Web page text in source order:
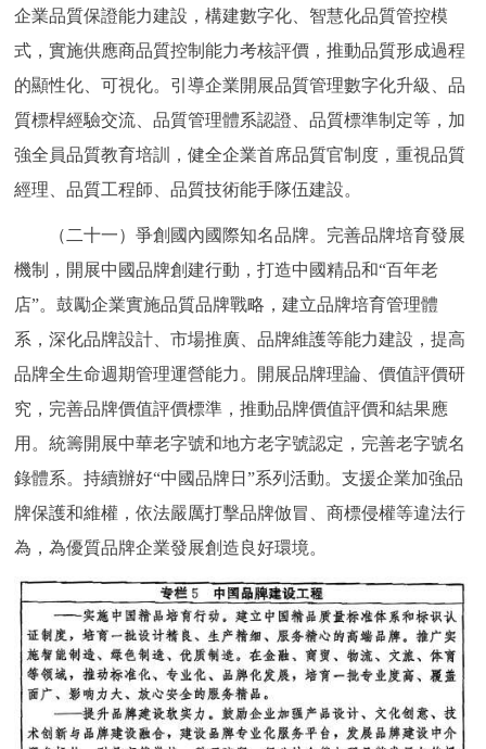
企業品質保證能力建設，構建數字化、智慧化品質管控模
式，實施供應商品質控制能力考核評價，推動品質形成過程
的顯性化、可視化。引導企業開展品質管理數字化升級、品
質標桿經驗交流、品質管理體系認證、品質標準制定等，加
強全員品質教育培訓，健全企業首席品質官制度，重視品質
經理、品質工程師、品質技術能手隊伍建設。
（二十一）爭創國內國際知名品牌。完善品牌培育發展
機制，開展中國品牌創建行動，打造中國精品和“百年老
店”。鼓勵企業實施品質品牌戰略，建立品牌培育管理體
系，深化品牌設計、市場推廣、品牌維護等能力建設，提高
品牌全生命週期管理運營能力。開展品牌理論、價值評價研
究，完善品牌價值評價標準，推動品牌價值評價和結果應
用。統籌開展中華老字號和地方老字號認定，完善老字號名
錄體系。持續辦好“中國品牌日”系列活動。支援企業加強品
牌保護和維權，依法嚴厲打擊品牌倣冒、商標侵權等違法行
為，為優質品牌企業發展創造良好環境。